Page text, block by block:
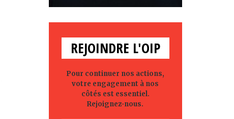
REJOINDRE L'OIP
Pour continuer nos actions,
votre engagement à nos
côtés est essentiel.
Rejoignez-nous.